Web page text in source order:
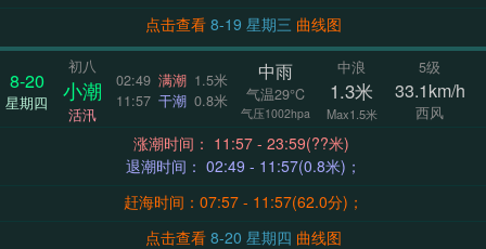
点击查看
8-19 星期三 曲线图
8-20
星期四
初八
小潮
活汛
02:49 满潮 1.5米
11:57 干潮 0.8米
中雨
气温29°C
气压1002hpa
中浪
1.3米
Max1.5米
5级
33.1km/h
西风
涨潮时间： 11:57 - 23:59(??米)
退潮时间： 02:49 - 11:57(0.8米)；
赶海时间：07:57 - 11:57(62.0分)；
点击查看
8-20 星期四 曲线图